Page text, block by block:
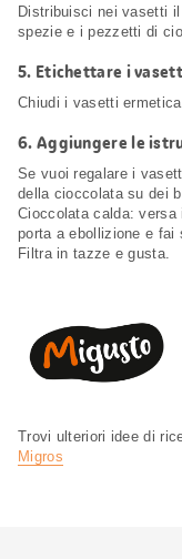
Distribuisci nei vasetti
spezie e i pezzetti di
5. Etichettare i
Chiudi i vasetti
6.Aggiungere le
Se vuoi regalare i
della cioccolata su dei
Cioccolata calda:
porta a ebollizione e fai
Filtra in tazze e gusta.
Trovi ulteriori idee di
Migros